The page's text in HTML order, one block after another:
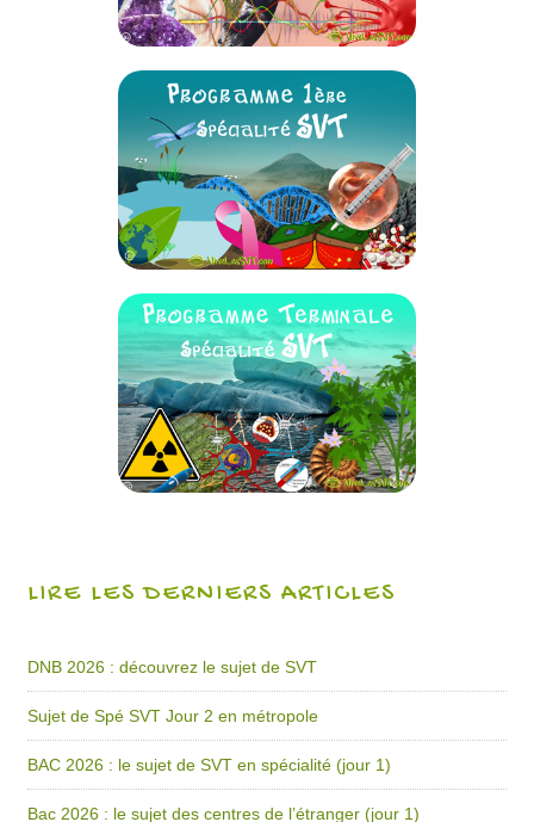
LIRE LES DERNIERS ARTICLES
DNB 2026 : découvrez le sujet de SVT
Sujet de Spé SVT Jour 2 en métropole
BAC 2026 : le sujet de SVT en spécialité (jour 1)
Bac 2026 : le sujet des centres de l’étranger (jour 1)